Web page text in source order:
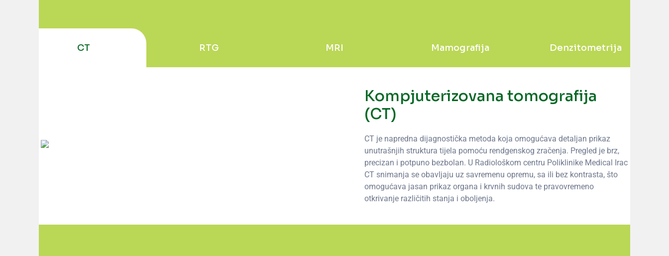
CT RTG MRI Mamografija Denzitometrija
Kompjuterizovana tomografija
(CT)
CT je napredna dijagnostička metoda koja omogućava detaljan prikaz
unutrašnjih struktura tijela pomoću rendgenskog zračenja. Pregled je brz,
precizan i potpuno bezbolan. U Radiološkom centru Poliklinike Medical Irac
CT snimanja se obavljaju uz savremenu opremu, sa ili bez kontrasta, što
omogućava jasan prikaz organa i krvnih sudova te pravovremeno
otkrivanje različitih stanja i oboljenja.